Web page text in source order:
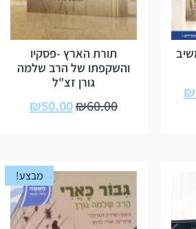
₪
תורת הארץ -פסקיו
והשקפתו של הרב שלמה
גורן זצ"ל
₪60.00
₪50.00
מבצע!